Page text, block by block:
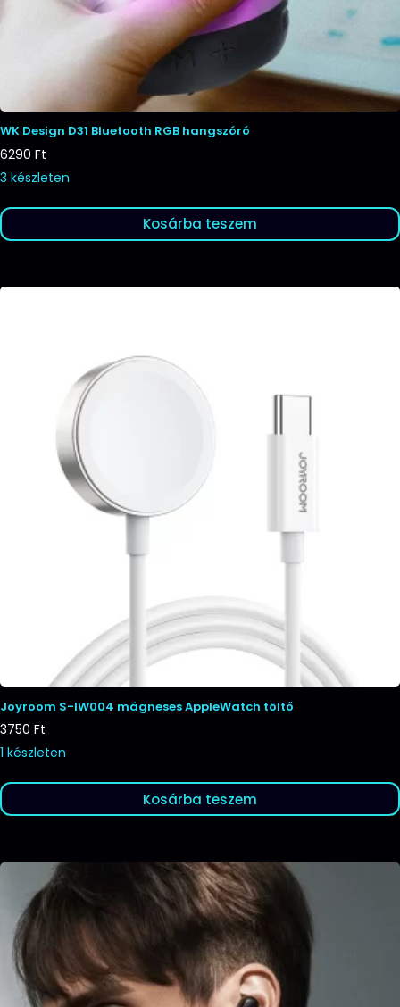
WK Design D31 Bluetooth RGB hangszóró
6290 Ft
3 készleten
Kosárba teszem
Joyroom S-IW004 mágneses AppleWatch töltő
3750 Ft
1 készleten
Kosárba teszem